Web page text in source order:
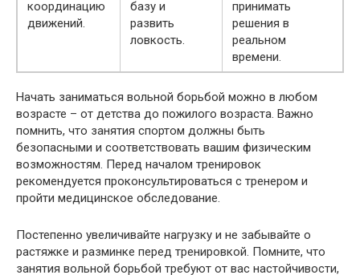
координацию
движений.
базу и
развить
ловкость.
принимать
решения в
реальном
времени.
Начать заниматься вольной борьбой можно в любом
возрасте – от детства до пожилого возраста. Важно
помнить, что занятия спортом должны быть
безопасными и соответствовать вашим физическим
возможностям. Перед началом тренировок
рекомендуется проконсультироваться с тренером и
пройти медицинское обследование.
Постепенно увеличивайте нагрузку и не забывайте о
растяжке и разминке перед тренировкой. Помните, что
занятия вольной борьбой требуют от вас настойчивости,